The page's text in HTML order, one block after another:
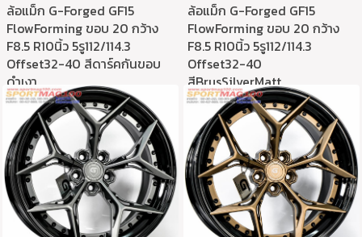
ล้อแม็ก G-Forged GF15
FlowForming ขอบ 20 กว้าง
F8.5 R10นิ้ว 5รู112/114.3
Offset32-40 สีดาร์คกันขอบ
ดำเงา
ล้อแม็ก G-Forged GF15
FlowForming ขอบ 20 กว้าง
F8.5 R10นิ้ว 5รู112/114.3
Offset32-40
สีBrusSilverMatt